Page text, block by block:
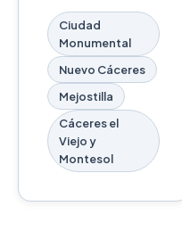
Ciudad
Monumental
Nuevo Cáceres
Mejostilla
Cáceres el
Viejo y
Montesol